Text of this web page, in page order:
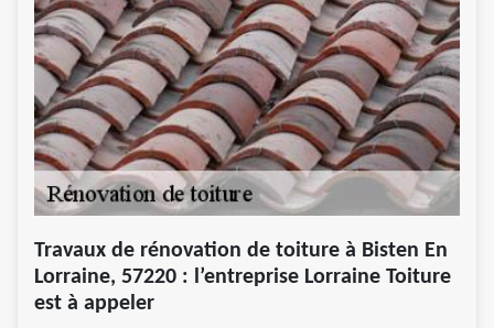
Travaux de rénovation de toiture à Bisten En
Lorraine, 57220 : l’entreprise Lorraine Toiture
est à appeler